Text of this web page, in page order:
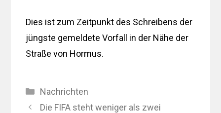
Dies ist zum Zeitpunkt des Schreibens der
jüngste gemeldete Vorfall in der Nähe der
Straße von Hormus.
Kategorien
Nachrichten
Die FIFA steht weniger als zwei